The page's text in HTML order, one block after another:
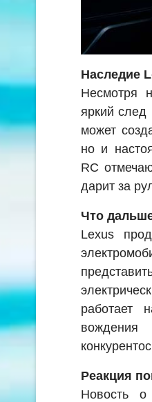
Наследие
Несмотря
яркий след
может
но и
RC
дарит за
Что
Lexus
работает
Реакция
Новость о